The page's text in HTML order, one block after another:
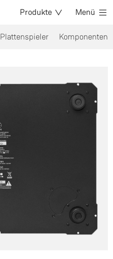
Produkte Menü
Plattenspieler Komponenten